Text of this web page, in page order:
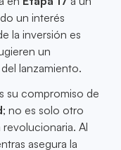
un interés
la inversión es
un
lanzamiento.
su compromiso de
; no es solo otro
Al
asegura la